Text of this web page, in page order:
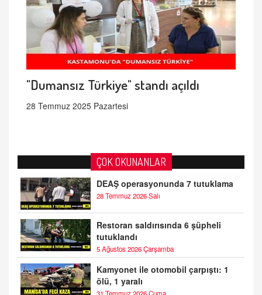
"Dumansız Türkiye" standı açıldı
28 Temmuz 2025 Pazartesi
ÇOK OKUNANLAR
DEAŞ operasyonunda 7 tutuklama
28 Temmuz 2026 Salı
Restoran saldırısında 6 şüpheli
tutuklandı
5 Ağustos 2026 Çarşamba
Kamyonet ile otomobil çarpıştı: 1
ölü, 1 yaralı